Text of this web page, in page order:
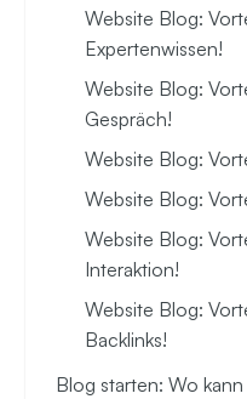
Website Blog:
Expertenwissen!
Website Blog:
Gespräch!
Website Blog:
Website Blog:
Website Blog:
Interaktion!
Website Blog:
Backlinks!
Blog starten: Wo